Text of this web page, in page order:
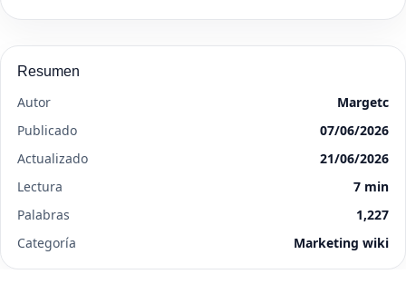
Resumen
Autor
Margetc
Publicado
07/06/2026
Actualizado
21/06/2026
Lectura
7 min
Palabras
1,227
Categoría
Marketing wiki